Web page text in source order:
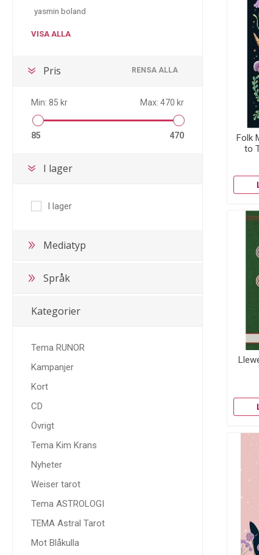
Folk
to
yasmin boland
VISA ALLA
RENSA ALLA
Pris
Min: 85 kr Max: 470 kr
85 470
I lager
I lager
Mediatyp
Språk
Kategorier
Tema RUNOR
Kampanjer
Kort
CD
Övrigt
Tema Kim Krans
Nyheter
Weiser tarot
Tema ASTROLOGI
TEMA Astral Tarot
Mot Blåkulla